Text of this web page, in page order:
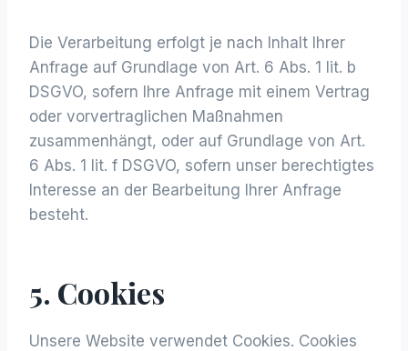
Die Verarbeitung erfolgt je nach Inhalt Ihrer
Anfrage auf Grundlage von Art. 6 Abs. 1 lit. b
DSGVO, sofern Ihre Anfrage mit einem Vertrag
oder vorvertraglichen Maßnahmen
zusammenhängt, oder auf Grundlage von Art.
6 Abs. 1 lit. f DSGVO, sofern unser berechtigtes
Interesse an der Bearbeitung Ihrer Anfrage
besteht.
5. Cookies
Unsere Website verwendet Cookies. Cookies